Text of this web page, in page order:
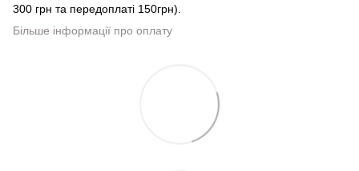
300 грн та передоплаті 150грн).
Більше інформації про оплату